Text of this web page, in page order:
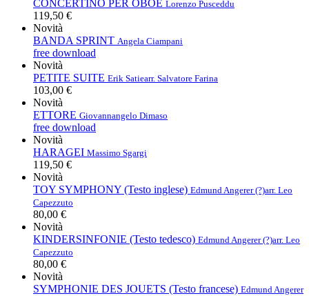
CONCERTINO PER OBOE Lorenzo Pusceddu
119,50 €
Novità
BANDA SPRINT Angela Ciampani
free download
Novità
PETITE SUITE Erik Satiearr. Salvatore Farina
103,00 €
Novità
ETTORE Giovannangelo Dimaso
free download
Novità
HARAGEI Massimo Sgargi
119,50 €
Novità
TOY SYMPHONY (Testo inglese) Edmund Angerer (?)arr. Leo
Capezzuto
80,00 €
Novità
KINDERSINFONIE (Testo tedesco) Edmund Angerer (?)arr. Leo
Capezzuto
80,00 €
Novità
SYMPHONIE DES JOUETS (Testo francese) Edmund Angerer